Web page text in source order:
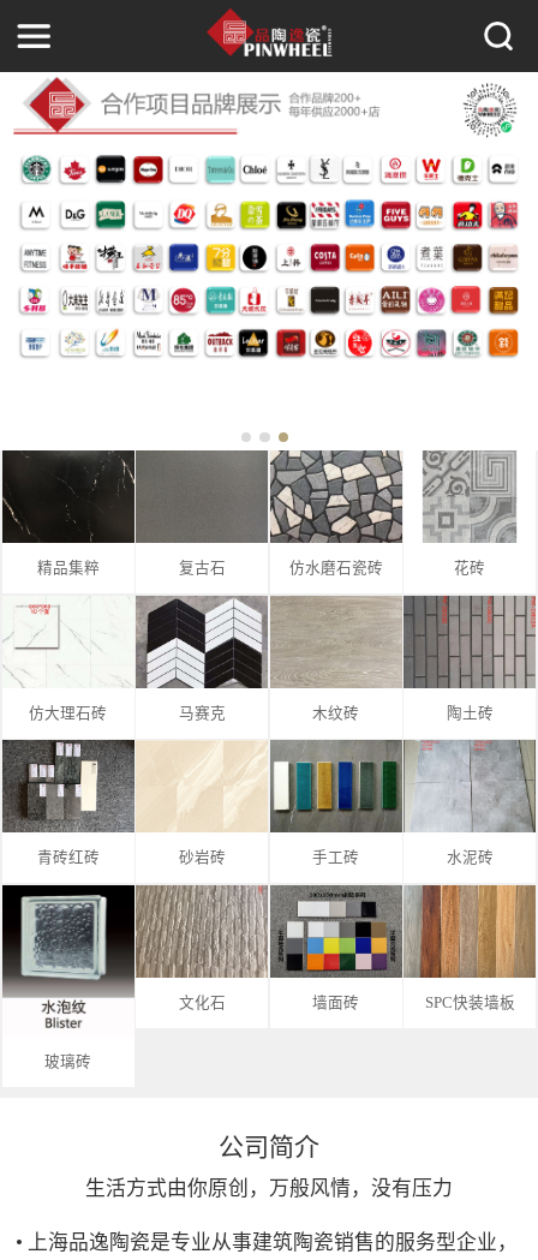
精品集粹 复古石 仿水磨石瓷砖 花砖
仿大理石砖 马赛克 木纹砖 陶土砖
青砖红砖 砂岩砖 手工砖 水泥砖
玻璃砖
文化石 墙面砖 SPC快装墙板
公司简介
生活方式由你原创，万般风情，没有压力
• 上海品逸陶瓷是专业从事建筑陶瓷销售的服务型企业，